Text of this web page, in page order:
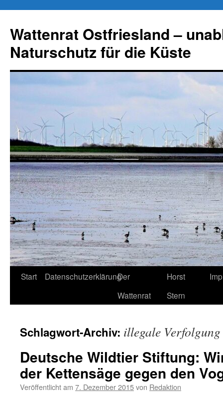
springen
Wattenrat Ostfriesland –
Naturschutz für die Küste
Start DatenschutzerklärungDer
Wattenrat
Horst
Stern
Schlagwort-Archiv: illegale Verfolgung
Deutsche Wildtier Stiftung:
der Kettensäge gegen den
Veröffentlicht am 7. Dezember 2015von Redaktion